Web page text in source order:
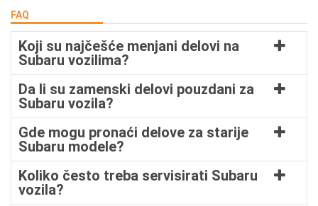
FAQ
Koji su najčešće menjani delovi na
Subaru vozilima?
Da li su zamenski delovi pouzdani za
Subaru vozila?
Gde mogu pronaći delove za starije
Subaru modele?
Koliko često treba servisirati Subaru
vozila?